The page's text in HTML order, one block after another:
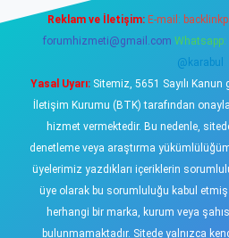
Reklam ve İletişim: E-mail:
forumhizmeti@gmail.com
@karabul
Yasal Uyarı:Sitemiz, 5651 Sayılı Kanun
İletişim Kurumu (BTK) tarafından
hizmet vermektedir. Bu nedenle,
denetleme veya araştırma
üyelerimiz yazdıkları içeriklerin
üye olarak bu sorumluluğu kabul etmiş
herhangi bir marka, kurum veya
bulunmamaktadır. Sitede yalnızca